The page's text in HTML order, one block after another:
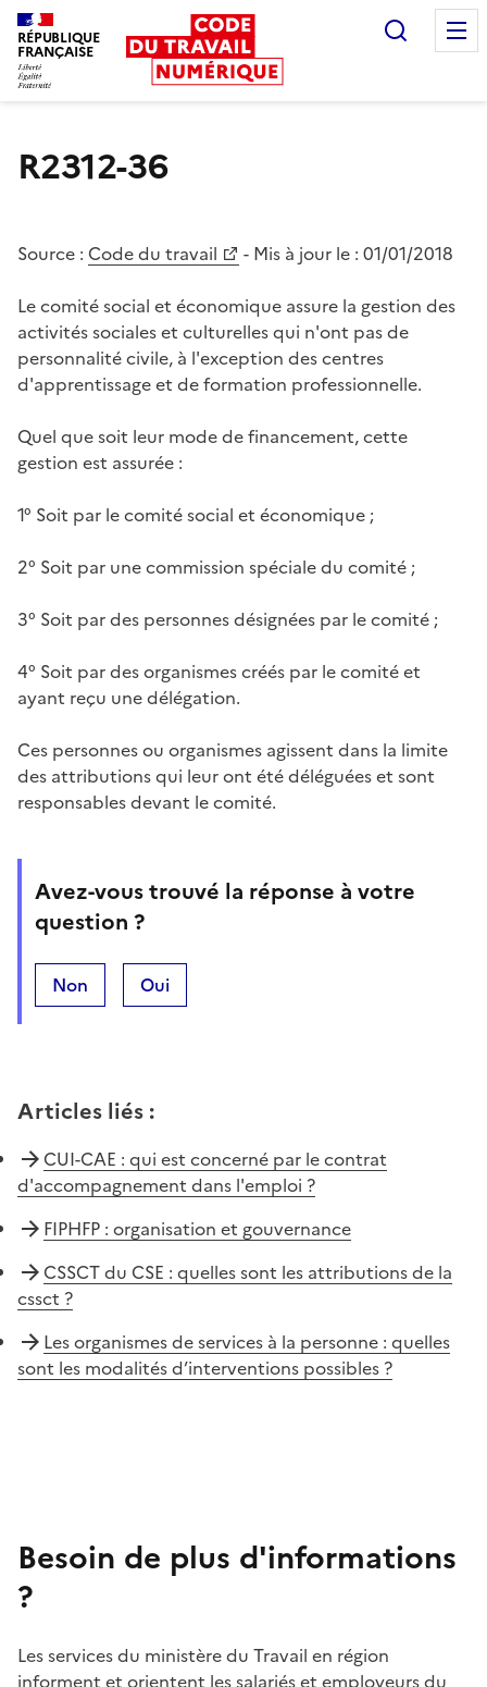
RÉPUBLIQUE
FRANÇAISE
R2312-36
Source : Code du travail - Mis à jour le : 01/01/2018
Le comité social et économique assure la gestion des
activités sociales et culturelles qui n'ont pas de
personnalité civile, à l'exception des centres
d'apprentissage et de formation professionnelle.
Quel que soit leur mode de financement, cette
gestion est assurée :
1° Soit par le comité social et économique ;
2° Soit par une commission spéciale du comité ;
3° Soit par des personnes désignées par le comité ;
4° Soit par des organismes créés par le comité et
ayant reçu une délégation.
Ces personnes ou organismes agissent dans la limite
des attributions qui leur ont été déléguées et sont
responsables devant le comité.
Avez-vous trouvé la réponse à votre
question ?
Non Oui
Articles liés :
CUI-CAE : qui est concerné par le contrat
d'accompagnement dans l'emploi ?
FIPHFP : organisation et gouvernance
CSSCT du CSE : quelles sont les attributions de la
cssct ?
Les organismes de services à la personne : quelles
sont les modalités d’interventions possibles ?
Besoin de plus d'informations
?
Les services du ministère du Travail en région
informent et orientent les salariés et employeurs du